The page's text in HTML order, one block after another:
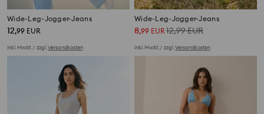
Wide-Leg-Jogger-Jeans
12,99 EUR
inkl. MwSt. / zzgl.Versandkosten
Wide-Leg-Jogger-Jeans
8,99 EUR12,99EUR
inkl. MwSt. / zzgl.Versandkosten